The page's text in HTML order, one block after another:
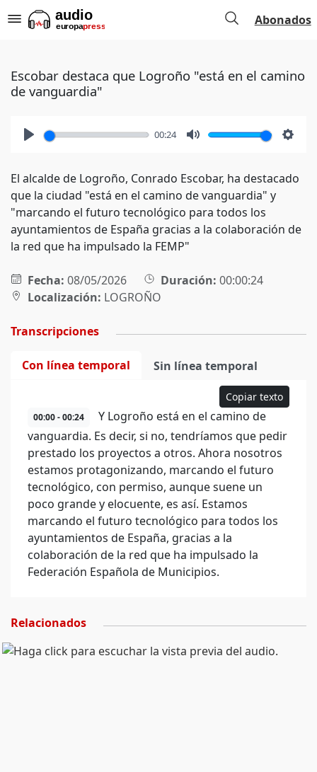
Abonados
Escobar destaca que Logroño "está en el camino
de vanguardia"
00:24
El alcalde de Logroño, Conrado Escobar, ha destacado
que la ciudad "está en el camino de vanguardia" y
"marcando el futuro tecnológico para todos los
ayuntamientos de España gracias a la colaboración de
la red que ha impulsado la FEMP"
Fecha: 08/05/2026 Duración: 00:00:24
Localización: LOGROÑO
Transcripciones
Con línea temporal Sin línea temporal
Copiar texto
00:00 - 00:24
Y Logroño está en el camino de
vanguardia. Es decir, si no, tendríamos que pedir
prestado los proyectos a otros. Ahora nosotros
estamos protagonizando, marcando el futuro
tecnológico, con permiso, aunque suene un
poco grande y elocuente, es así. Estamos
marcando el futuro tecnológico para todos los
ayuntamientos de España, gracias a la
colaboración de la red que ha impulsado la
Federación Española de Municipios.
Relacionados